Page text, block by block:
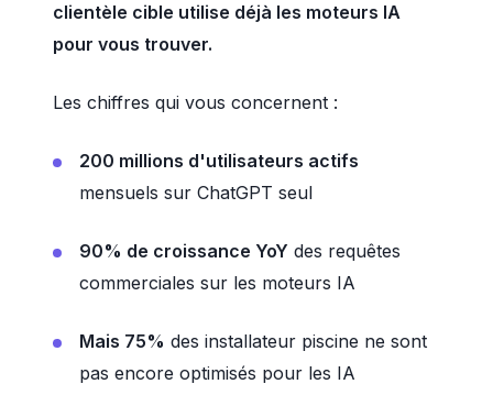
clientèle cible utilise déjà les moteurs IA
pour vous trouver.
Les chiffres qui vous concernent :
200 millions d'utilisateurs actifs
mensuels sur ChatGPT seul
90% de croissance YoY des requêtes
commerciales sur les moteurs IA
Mais 75% des installateur piscine ne sont
pas encore optimisés pour les IA